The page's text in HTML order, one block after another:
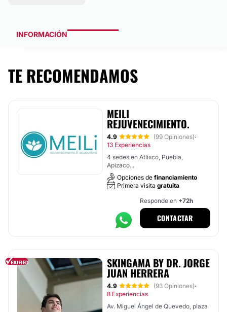
INFORMACIÓN
TE RECOMENDAMOS
MEILI
REJUVENECIMIENTO.
4.9 (99 Opiniones)·
13 Experiencias
4 sedes en Atlixco, Puebla,
Apizaco...
Opciones de financiamiento
Primera visita gratuita
Responde en +72h
CONTACTAR
SKINGAMA BY DR. JORGE
JUAN HERRERA
4.9 (93 Opiniones)·
8 Experiencias
Av. Miguel Ángel de Quevedo, plaza